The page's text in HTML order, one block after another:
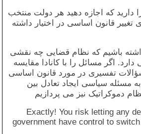
Consistency: The
consistent with the
Constitution is accepted
people. (Reference:
partial constitution.
Avoiding ambiguity
: The
avoid ambiguity and
terms and phrases, as this
future disputes and legal
دارید که اجازه دهید هر دولت منتخب
تغییر قانون اساسی در اختیار داشته
باشیم که نظام قضایی چه نقشی
اگر مسائل را با کانادا مقایسه
تفسیری در مورد قانون اساسی
سیاسی ایجاد تعادل بین
دموکراتیک نیز می پردازیم
Exactly! You risk letting any
government have control to